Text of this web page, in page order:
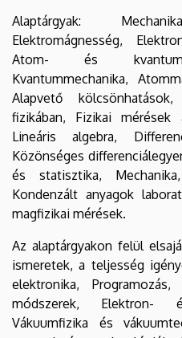
Alaptárgyak:
Elektromágnesség,
Atom- és
Kvantummechanika,
Alapvető
fizikában, Fizikai mérések
Lineáris algebra,
Közönséges
és statisztika,
Kondenzált anyagok
magfizikai mérések.
Az alaptárgyakon felül
ismeretek, a teljesség
elektronika,
módszerek, Elektron-
Vákuumfizika és